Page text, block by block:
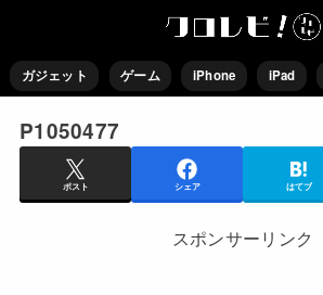
ガジェット ゲーム iPhone iPad
P1050477
ポスト シェア はてブ
スポンサーリンク